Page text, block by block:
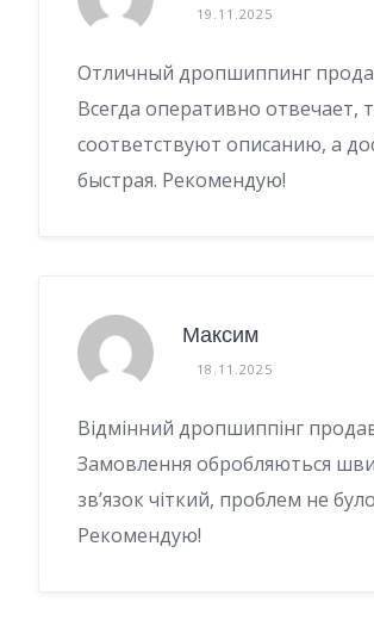
19.11.2025
Отличный дропшиппинг
Всегда оперативно отвечает,
соответствуют описанию, а
быстрая. Рекомендую!
Максим
18.11.2025
Відмінний дропшиппінг
Замовлення обробляються
зв’язок чіткий, проблем не
Рекомендую!